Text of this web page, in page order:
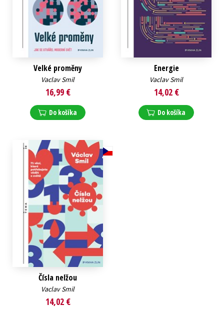
Velké proměny
Vaclav Smil
16,99 €
Do košíka
Energie
Vaclav Smil
14,02 €
Do košíka
Čísla nelžou
Vaclav Smil
14,02 €